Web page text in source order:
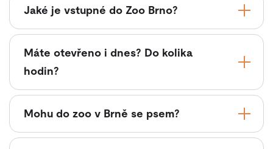
Jaké je vstupné do Zoo Brno?
Máte otevřeno i dnes? Do kolika
hodin?
Mohu do zoo v Brně se psem?